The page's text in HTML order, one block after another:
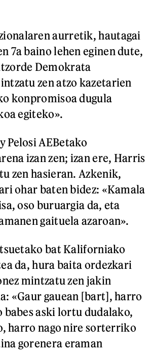
aurretik, hautagai
7a baino lehen eginen dute,
Demokrata
zen atzo kazetarien
konpromisoa dugula
egiteko».
Pelosi AEBetako
izan zen; izan ere, Harris
zen hasieran. Azkenik,
ohar baten bidez: «Kamala
oso buruargia da, eta
gaituela azaroan».
bat Kaliforniako
da, hura baita ordezkari
mintzatu zen jakin
«Gaur gauean [bart], harro
babes aski lortu dudalako,
harro nago nire sorterriko
gorenera eraman